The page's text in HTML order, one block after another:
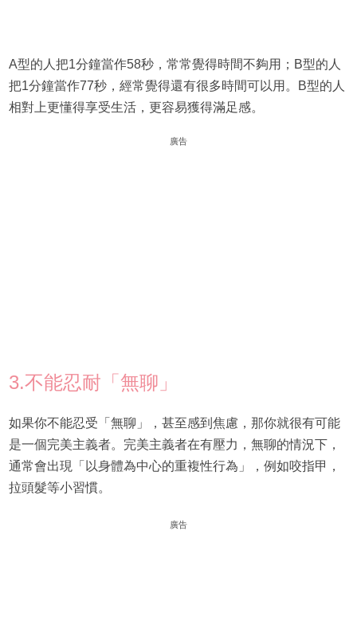
A型的人把1分鐘當作58秒，常常覺得時間不夠用；B型的人
把1分鐘當作77秒，經常覺得還有很多時間可以用。B型的人
相對上更懂得享受生活，更容易獲得滿足感。
廣告
3.不能忍耐「無聊」
如果你不能忍受「無聊」，甚至感到焦慮，那你就很有可能
是一個完美主義者。完美主義者在有壓力，無聊的情況下，
通常會出現「以身體為中心的重複性行為」，例如咬指甲，
拉頭髮等小習慣。
廣告